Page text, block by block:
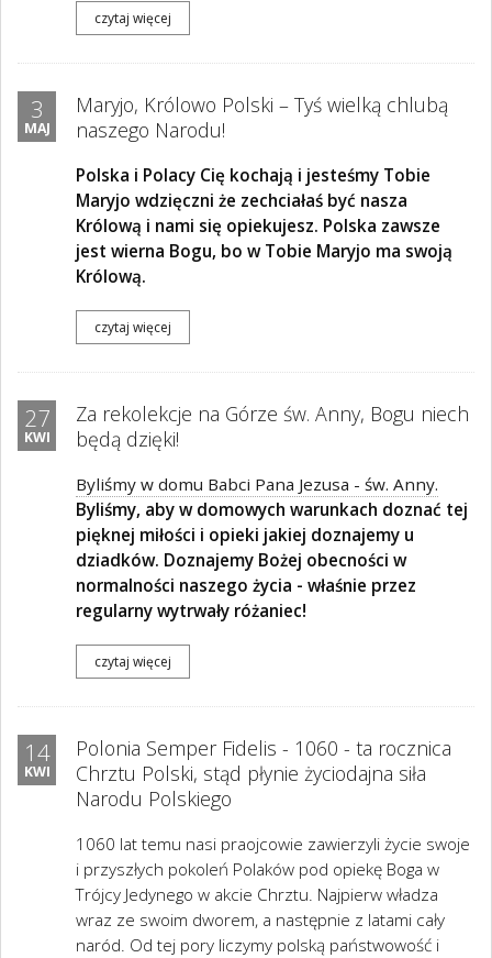
czytaj więcej
3
MAJ
Maryjo, Królowo Polski – Tyś wielką chlubą
naszego Narodu!
Polska i Polacy Cię kochają i jesteśmy Tobie
Maryjo wdzięczni że zechciałaś być nasza
Królową i nami się opiekujesz. Polska zawsze
jest wierna Bogu, bo w Tobie Maryjo ma swoją
Królową.
czytaj więcej
27
KWI
Za rekolekcje na Górze św. Anny, Bogu niech
będą dzięki!
Byliśmy w domu Babci Pana Jezusa - św. Anny.
Byliśmy, aby w domowych warunkach doznać tej
pięknej miłości i opieki jakiej doznajemy u
dziadków. Doznajemy Bożej obecności w
normalności naszego życia - właśnie przez
regularny wytrwały różaniec!
czytaj więcej
14
KWI
Polonia Semper Fidelis - 1060 - ta rocznica
Chrztu Polski, stąd płynie życiodajna siła
Narodu Polskiego
1060 lat temu nasi praojcowie zawierzyli życie swoje
i przyszłych pokoleń Polaków pod opiekę Boga w
Trójcy Jedynego w akcie Chrztu. Najpierw władza
wraz ze swoim dworem, a następnie z latami cały
naród. Od tej pory liczymy polską państwowość i